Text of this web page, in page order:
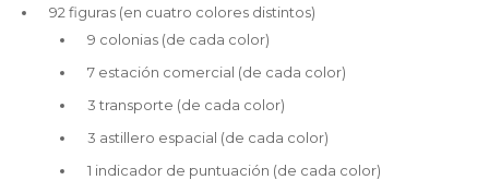
92 figuras (en cuatro colores distintos)
9 colonias (de cada color)
7 estación comercial (de cada color)
3 transporte (de cada color)
3 astillero espacial (de cada color)
1 indicador de puntuación (de cada color)